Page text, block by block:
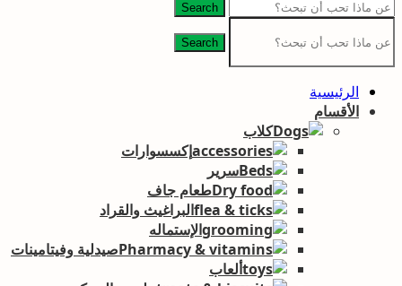
Search
Search
الرئيسية
الأقسام
كلاب
إكسسوارات
سرير
طعام جاف
البراغيث والقراد
الإستماله
صيدلية وفيتامينات
ألعاب